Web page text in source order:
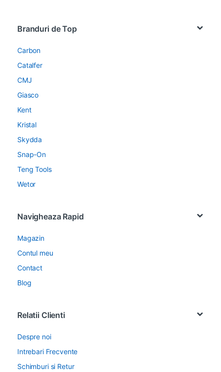
Branduri de Top
Carbon
Catalfer
CMJ
Giasco
Kent
Kristal
Skydda
Snap-On
Teng Tools
Wetor
Navigheaza Rapid
Magazin
Contul meu
Contact
Blog
Relatii Clienti
Despre noi
Intrebari Frecvente
Schimburi si Retur